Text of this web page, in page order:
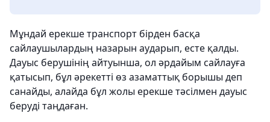
Мұндай ерекше транспорт бірден басқа
сайлаушылардың назарын аударып, есте қалды.
Дауыс берушінің айтуынша, ол әрдайым сайлауға
қатысып, бұл әрекетті өз азаматтық борышы деп
санайды, алайда бұл жолы ерекше тәсілмен дауыс
беруді таңдаған.